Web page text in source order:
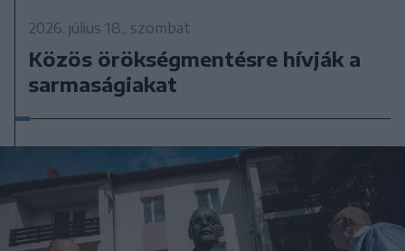
2026. július 18., szombat
Közös örökségmentésre hívják a
sarmaságiakat